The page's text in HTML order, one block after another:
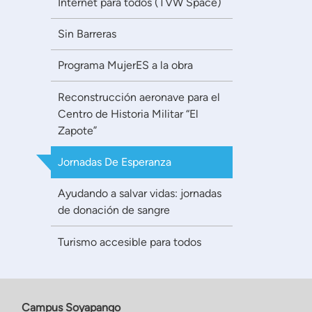
Sin Barreras
Programa MujerES a la obra
Reconstrucción aeronave para el
Centro de Historia Militar “El
Zapote”
Jornadas De Esperanza
Ayudando a salvar vidas: jornadas
de donación de sangre
Turismo accesible para todos
Campus Soyapango